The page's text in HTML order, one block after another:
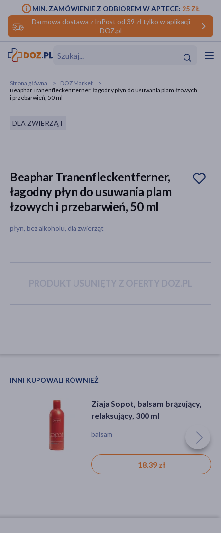
Darmowa dostawa z InPost od 39 zł tylko w aplikacji
DOZ.pl
MIN. ZAMÓWIENIE Z ODBIOREM W APTECE: 25 ZŁ
Hit
Hit
makijażu
Strona główna
DOZ Market
Beaphar Tranenfleckentferner, łagodny płyn do usuwania plam łzowych
i przebarwień, 50 ml
DLA ZWIERZĄT
Beaphar Tranenfleckentferner,
łagodny płyn do usuwania plam
łzowych i przebarwień, 50 ml
płyn, bez alkoholu, dla zwierząt
PRODUKT USUNIĘTY Z OFERTY DOZ.PL
INNI KUPOWALI RÓWNIEŻ
Ziaja Sopot, balsam brązujący,
relaksujący, 300 ml
balsam
18,39 zł